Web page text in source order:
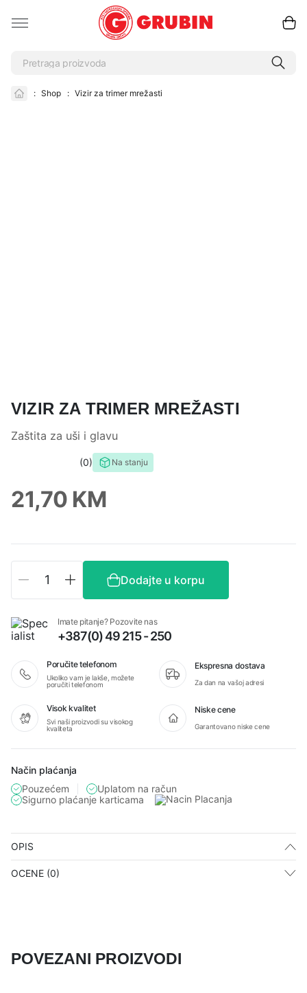
: Shop : Vizir za trimer mrežasti
VIZIR ZA TRIMER MREŽASTI
Zaštita za uši i glavu
0 Na stanju
21,70 KM
trimer
količina
Dodajte u korpu
Imate pitanje? Pozovite nas
+387(0) 49 215 - 250
Poručite telefonom
Ukoliko vam je lakše, možete
poručiti telefonom
Ekspresna dostava
Za dan na vašoj adresi
Visok kvalitet
Svi naši proizvodi su visokog
kvaliteta
Niske cene
Garantovano niske cene
Način plaćanja
Pouzećem
Uplatom na račun
Sigurno plaćanje karticama
OPIS
OCENE (0)
POVEZANI PROIZVODI